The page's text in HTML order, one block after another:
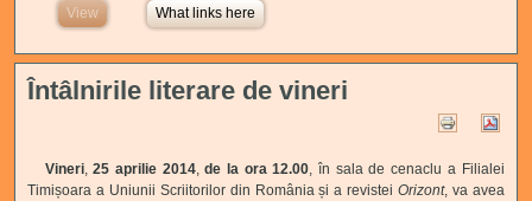
View (active tab)What links here
Întâlnirile literare de vineri
Vineri,25 aprilie 2014,de la ora 12.00, în sala de cenaclu a Filialei
Timișoara a Uniunii Scriitorilor din România și a revistei Orizont, va avea